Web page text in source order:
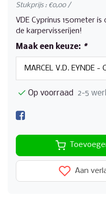
Stukprijs : €0,00 /
VDE Cyprinus 150meter
de karpervisserijen!
Maak een keuze: *
Op voorraad 2-5
Aan